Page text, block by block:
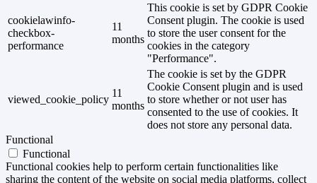
cookielawinfo-
checkbox-
performance
11
months
This cookie is set by GDPR Cookie
Consent plugin. The cookie is used
to store the user consent for the
cookies in the category
"Performance".
viewed_cookie_policy
11
months
The cookie is set by the GDPR
Cookie Consent plugin and is used
to store whether or not user has
consented to the use of cookies. It
does not store any personal data.
Functional
Functional
Functional cookies help to perform certain functionalities like
sharing the content of the website on social media platforms, collect